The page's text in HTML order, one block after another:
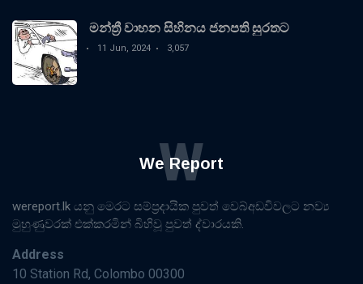
මන්ත්‍රී වාහන සිහිනය ජනපති සුරතට
11 Jun, 2024 3,057
We Report
W
wereport.lk යනු මෙරට සම්ප්‍රදායික පුවත් වෙබ්අඩවිවලට නව්‍ය
මුහුණුවරක් එක්කරමින් බිහිවූ පුවත් ද්වාරයකි.
Address
10 Station Rd, Colombo 00300